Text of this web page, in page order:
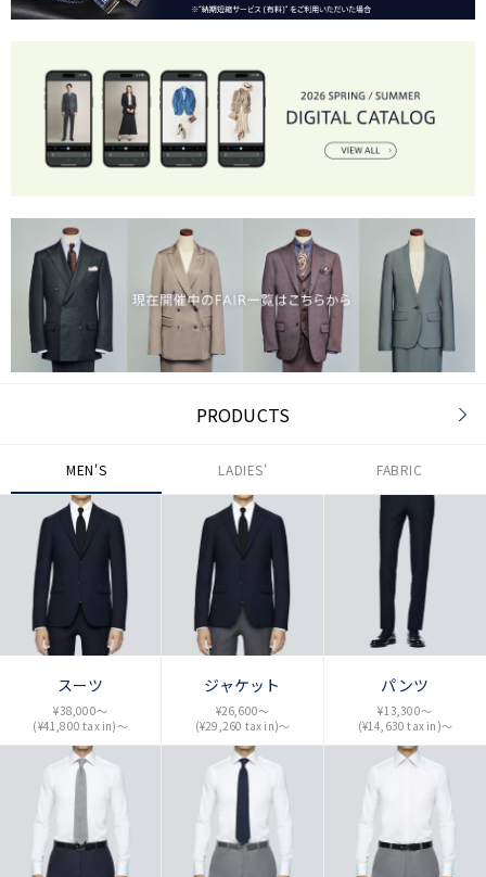
PRODUCTS
MEN'S LADIES' FABRIC
スーツ
¥38,000〜
(¥41,800 tax in)〜
ジャケット
¥26,600〜
(¥29,260 tax in)〜
パンツ
¥13,300〜
(¥14,630 tax in)〜